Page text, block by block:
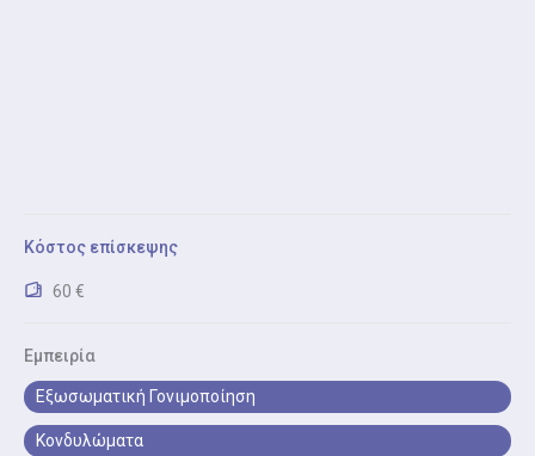
Κόστος επίσκεψης
60 €
Εμπειρία
Εξωσωματική Γονιμοποίηση
Κονδυλώματα
Για τα Σεξουαλικά Μεταδιδόμενα Νοσήματα (ΣΜΝ), ο
γιατρός ελέγχει, εντοπίζει και δίνει θεραπευτική
Test Παπανικολάου (Pap Test)
Το Τεστ Παπανικολάου (Pap Test), είναι μία απλή αλλά